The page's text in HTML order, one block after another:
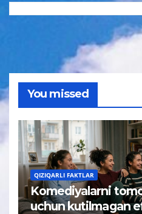
You missed
QIZIQARLI FAKTLAR
Komediyalarni
uchun kutilmagan